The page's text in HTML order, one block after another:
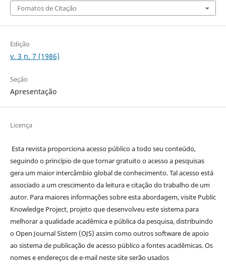
Fomatos de Citação
Edição
v. 3 n. 7 (1986)
Seção
Apresentação
Licença
Esta revista proporciona acesso público a todo seu conteúdo,
seguindo o princípio de que tornar gratuito o acesso a pesquisas
gera um maior intercâmbio global de conhecimento. Tal acesso está
associado a um crescimento da leitura e citação do trabalho de um
autor. Para maiores informações sobre esta abordagem, visite Public
Knowledge Project, projeto que desenvolveu este sistema para
melhorar a qualidade acadêmica e pública da pesquisa, distribuindo
o Open Journal Sistem (OJS) assim como outros software de apoio
ao sistema de publicação de acesso público a fontes acadêmicas. Os
nomes e endereços de e-mail neste site serão usados